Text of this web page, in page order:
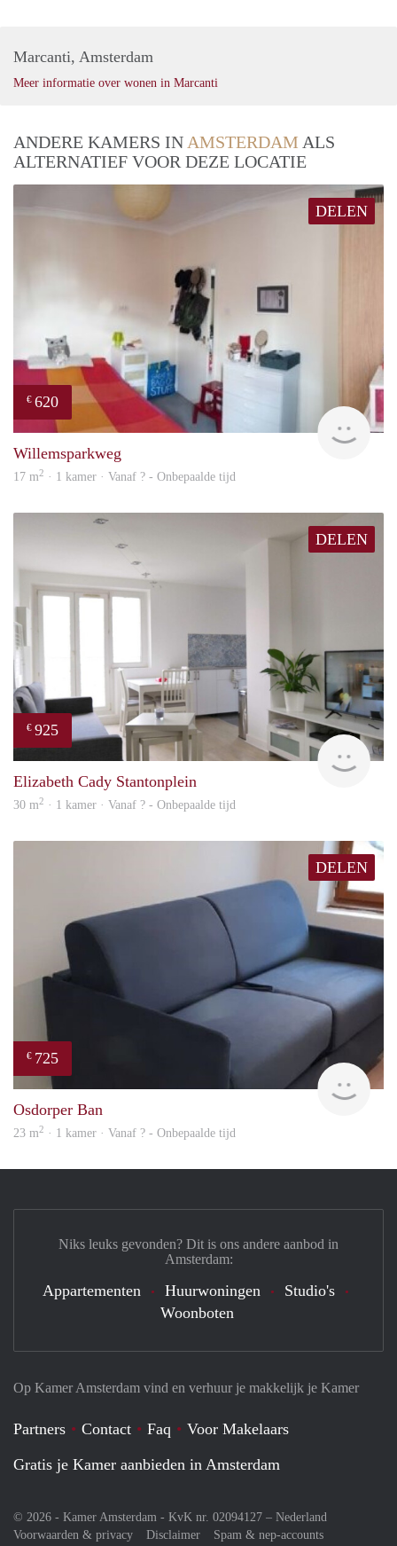
Marcanti, Amsterdam
Meer informatie over wonen in Marcanti
ANDERE KAMERS IN AMSTERDAM ALS
ALTERNATIEF VOOR DEZE LOCATIE
DELEN
€ 620
Willemsparkweg
17 m2 · 1 kamer · Vanaf ? - Onbepaalde tijd
DELEN
€ 925
Elizabeth Cady Stantonplein
30 m2 · 1 kamer · Vanaf ? - Onbepaalde tijd
DELEN
€ 725
Osdorper Ban
23 m2 · 1 kamer · Vanaf ? - Onbepaalde tijd
Op Kamer Amsterdam vind en verhuur je makkelijk je Kamer
Partners Contact Faq
Voor Makelaars
Gratis je Kamer aanbieden in Amsterdam
© 2026 - Kamer Amsterdam - KvK nr. 02094127 – Nederland
Voorwaarden & privacy
Disclaimer Spam & nep-accounts
Niks leuks gevonden? Dit is ons andere aanbod in
Amsterdam:
Appartementen Huurwoningen
Studio's
Woonboten